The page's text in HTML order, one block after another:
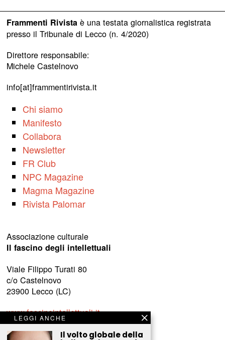
Frammenti Rivistaè una testata giornalistica registrata
presso il Tribunale di Lecco (n. 4/2020)
Direttore responsabile:
Michele Castelnovo
info[at]frammentirivista.it
Chi siamo
Manifesto
Collabora
Newsletter
FR Club
NPC Magazine
Magma Magazine
Rivista Palomar
Associazione culturale
Il fascino degli intellettuali
Viale Filippo Turati 80
c/o Castelnovo
23900 Lecco (LC)
www.fascinointellettuali.it
info[at]fascinointellettuali.it
LEGGI ANCHE
Il volto globale della